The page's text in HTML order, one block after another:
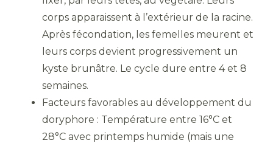
corps apparaissent à l’extérieur de la racine.
Après fécondation, les femelles meurent et
leurs corps devient progressivement un
kyste brunâtre. Le cycle dure entre 4 et 8
semaines.
Facteurs favorables au développement du
doryphore : Température entre 16°C et
28°C avec printemps humide (mais une